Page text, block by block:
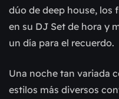
dúo de deep house, los
en su DJ Set de hora y
un día para el recuerdo.
Una noche tan variada
estilos más diversos